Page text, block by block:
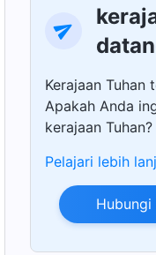
Kerajaan Tuhan
Apakah Anda
kerajaan Tuhan?
Pelajari lebih